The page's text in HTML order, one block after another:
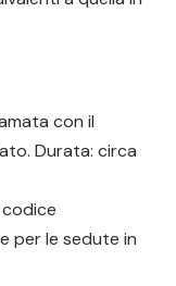
con il
Durata: circa
per le sedute in